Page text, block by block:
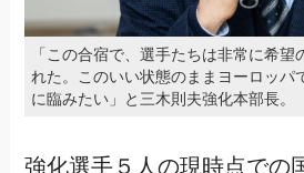
「この合宿で、選手たちは非常に希望
れた。このいい状態のままヨーロッパ
に臨みたい」と三木則夫強化本部長
強化選手５人の現時点での